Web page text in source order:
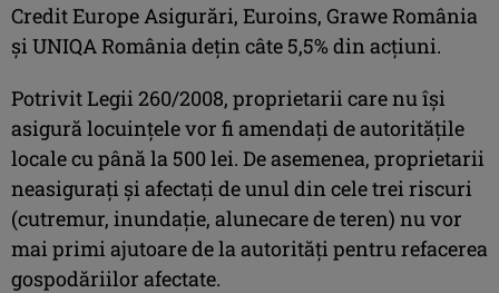
Credit Europe Asigurări, Euroins, Grawe România
şi UNIQA România deţin câte 5,5% din acţiuni.
Potrivit Legii 260/2008, proprietarii care nu îşi
asigură locuinţele vor fi amendaţi de autorităţile
locale cu până la 500 lei. De asemenea, proprietarii
neasiguraţi şi afectaţi de unul din cele trei riscuri
(cutremur, inundaţie, alunecare de teren) nu vor
mai primi ajutoare de la autorităţi pentru refacerea
gospodăriilor afectate.